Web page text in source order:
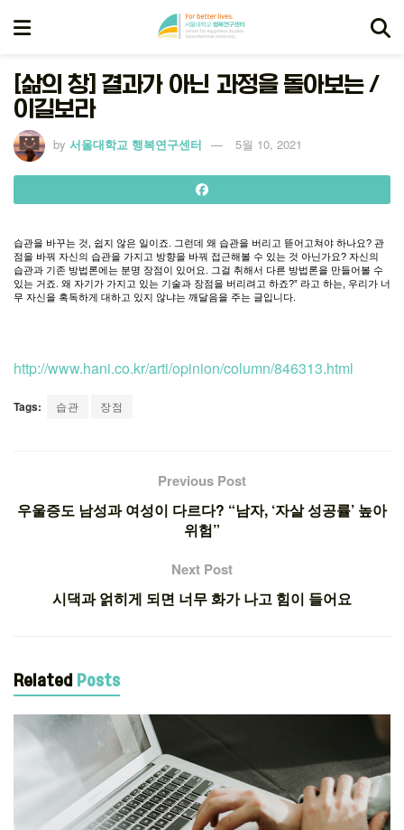
[삶의 창] 결과가 아닌 과정을 돌아보는 /
이길보라
by 서울대학교 행복연구센터 5월 10, 2021
습관을 바꾸는 것 쉽지 않은 일이죠 그런데 왜 습관을 버리고 뜯어고쳐야 하나요? 관
점을 바꿔 자신의 습관을 가지고 방향을 바꿔 접근해볼 수 있는 것 아닌가요? 자신의
습관과 기존 방법론에는 분명 장점이 있어요 그걸 취해서 다른 방법론을 만들어볼 수
있는 거죠 왜 자기가 가지고 있는 기술과 장점을 버리려고 하죠?” 라고 하는 우리가 너
무 자신을 혹독하게 대하고 있지 않냐는 깨달음을 주는 글입니다
http://www.hani.co.kr/arti/opinion/column/846313.html
Tags: 습관 장점
Previous Post
우울증도 남성과 여성이 다르다? “남자, ‘자살 성공률’ 높아
위험”
Next Post
시댁과 얽히게 되면 너무 화가 나고 힘이 들어요
Related Posts